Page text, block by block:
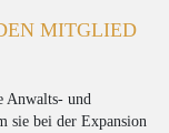
MITGLIED
Anwalts- und
sie bei der Expansion